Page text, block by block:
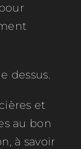
dessus.
et
au bon
à savoir